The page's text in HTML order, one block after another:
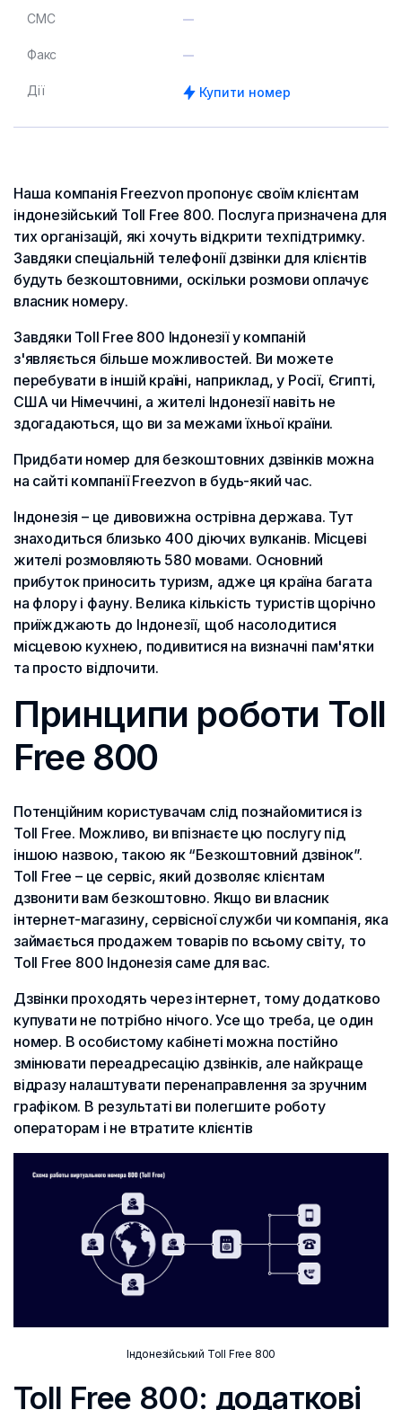
СМС
Факс
Дії Купити номер
Наша компанія Freezvon пропонує своїм клієнтам
індонезійський Toll Free 800. Послуга призначена для
тих організацій, які хочуть відкрити техпідтримку.
Завдяки спеціальній телефонії дзвінки для клієнтів
будуть безкоштовними, оскільки розмови оплачує
власник номеру.
Завдяки Toll Free 800 Індонезії у компаній
з'являється більше можливостей. Ви можете
перебувати в іншій країні, наприклад, у Росії, Єгипті,
США чи Німеччині, а жителі Індонезії навіть не
здогадаються, що ви за межами їхньої країни.
Придбати номер для безкоштовних дзвінків можна
на сайті компанії Freezvon в будь-який час.
Індонезія – це дивовижна острівна держава. Тут
знаходиться близько 400 діючих вулканів. Місцеві
жителі розмовляють 580 мовами. Основний
прибуток приносить туризм, адже ця країна багата
на флору і фауну. Велика кількість туристів щорічно
приїжджають до Індонезії, щоб насолодитися
місцевою кухнею, подивитися на визначні пам'ятки
та просто відпочити.
Принципи роботи Toll
Free 800
Потенційним користувачам слід познайомитися із
Toll Free. Можливо, ви впізнаєте цю послугу під
іншою назвою, такою як “Безкоштовний дзвінок”.
Toll Free – це сервіс, який дозволяє клієнтам
дзвонити вам безкоштовно. Якщо ви власник
інтернет-магазину, сервісної служби чи компанія, яка
займається продажем товарів по всьому світу, то
Toll Free 800 Індонезія саме для вас.
Дзвінки проходять через інтернет, тому додатково
купувати не потрібно нічого. Усе що треба, це один
номер. В особистому кабінеті можна постійно
змінювати переадресацію дзвінків, але найкраще
відразу налаштувати перенаправлення за зручним
графіком. В результаті ви полегшите роботу
операторам і не втратите клієнтів
Індонезійський Toll Free 800
Toll Free 800: додаткові